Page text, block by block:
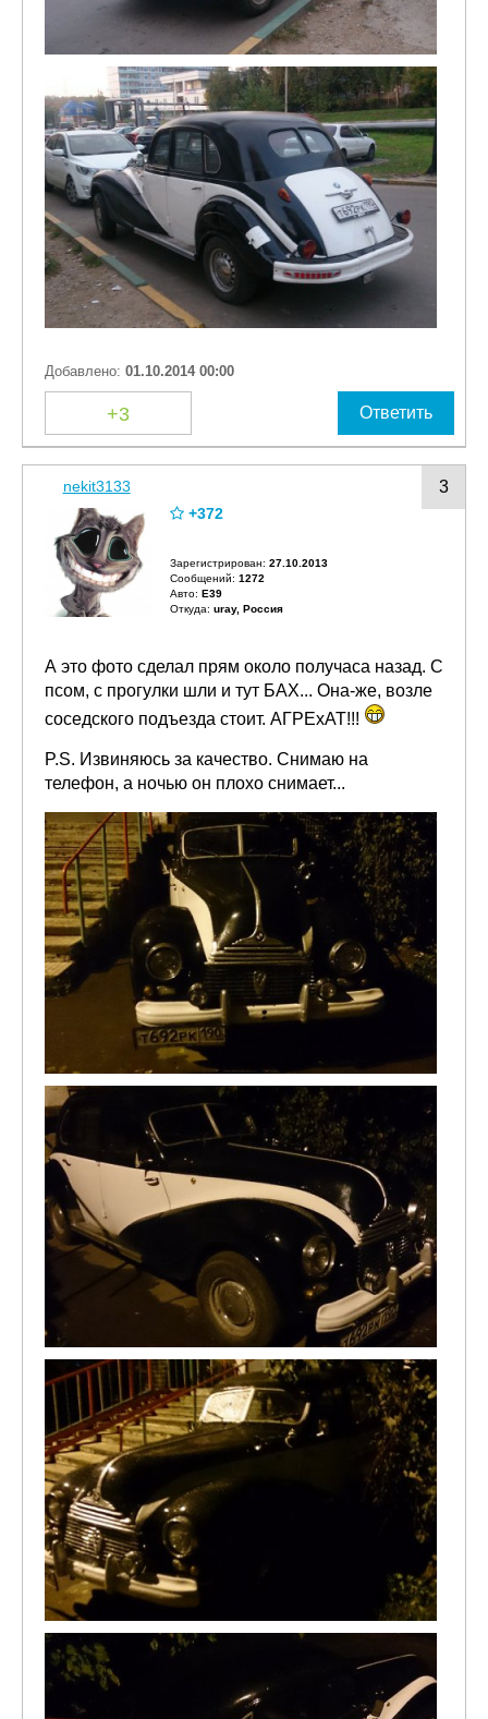
Добавлено: 01.10.2014 00:00
+3 Ответить
3
nekit3133
+372
Зарегистрирован: 27.10.2013
Сообщений: 1272
Авто: E39
Откуда: uray, Россия
А это фото сделал прям около получаса назад. С
псом, с прогулки шли и тут БАХ... Она-же, возле
соседского подъезда стоит. АГРЕхАТ!!!
P.S. Извиняюсь за качество. Снимаю на
телефон, а ночью он плохо снимает...